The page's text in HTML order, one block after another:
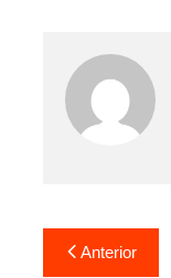
Navegação
Anterior